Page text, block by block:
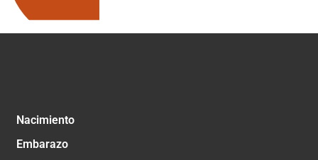
Nacimiento
Embarazo